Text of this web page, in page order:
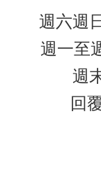
週六週
週一至
週
回